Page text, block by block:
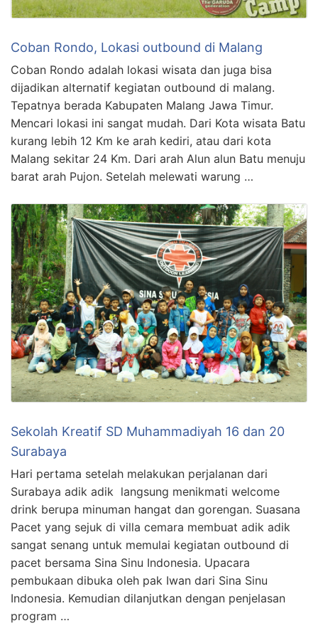
Coban Rondo, Lokasi outbound di Malang
Coban Rondo adalah lokasi wisata dan juga bisa
dijadikan alternatif kegiatan outbound di malang.
Tepatnya berada Kabupaten Malang Jawa Timur.
Mencari lokasi ini sangat mudah. Dari Kota wisata Batu
kurang lebih 12 Km ke arah kediri, atau dari kota
Malang sekitar 24 Km. Dari arah Alun alun Batu menuju
barat arah Pujon. Setelah melewati warung …
Sekolah Kreatif SD Muhammadiyah 16 dan 20
Surabaya
Hari pertama setelah melakukan perjalanan dari
Surabaya adik adik langsung menikmati welcome
drink berupa minuman hangat dan gorengan. Suasana
Pacet yang sejuk di villa cemara membuat adik adik
sangat senang untuk memulai kegiatan outbound di
pacet bersama Sina Sinu Indonesia. Upacara
pembukaan dibuka oleh pak Iwan dari Sina Sinu
Indonesia. Kemudian dilanjutkan dengan penjelasan
program …